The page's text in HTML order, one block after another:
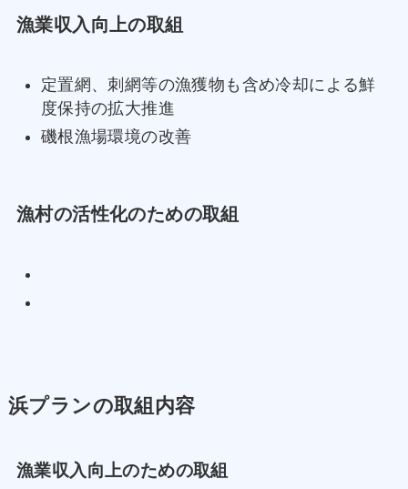
漁業収入向上の取組
定置網、刺網等の漁獲物も含め冷却による鮮
度保持の拡大推進
磯根漁場環境の改善
漁村の活性化のための取組
浜プランの取組内容
漁業収入向上のための取組